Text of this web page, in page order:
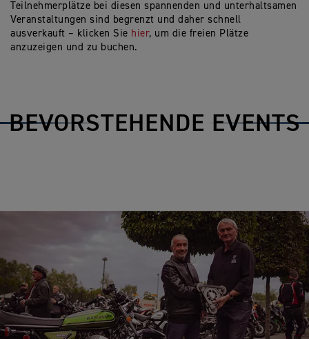
Teilnehmerplätze bei diesen spannenden und unterhaltsamen
Veranstaltungen sind begrenzt und daher schnell
ausverkauft – klicken Sie hier, um die freien Plätze
anzuzeigen und zu buchen.
BEVORSTEHENDE EVENTS